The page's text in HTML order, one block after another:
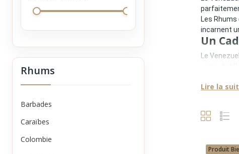
Rhums
Barbades
Caraïbes
Colombie
Les
incarnent
Un
Le
• un
Un
des
Lire la
Produit